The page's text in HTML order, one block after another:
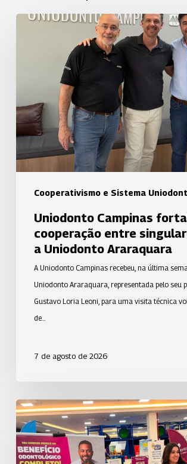
Cooperativismo e Sistema
Uniodonto
cooperação
entre
singulares
com
a
Uniodonto
Araraquara
Uniodonto Campinas
cooperação entre
a Uniodonto Araraquara
A Uniodonto Campinas recebeu, na última
Uniodonto Araraquara, representada pelo seu
Gustavo Loria Leoni, para uma visita técnica
de…
7 de agosto de 2026
Uniodonto
de
São
José